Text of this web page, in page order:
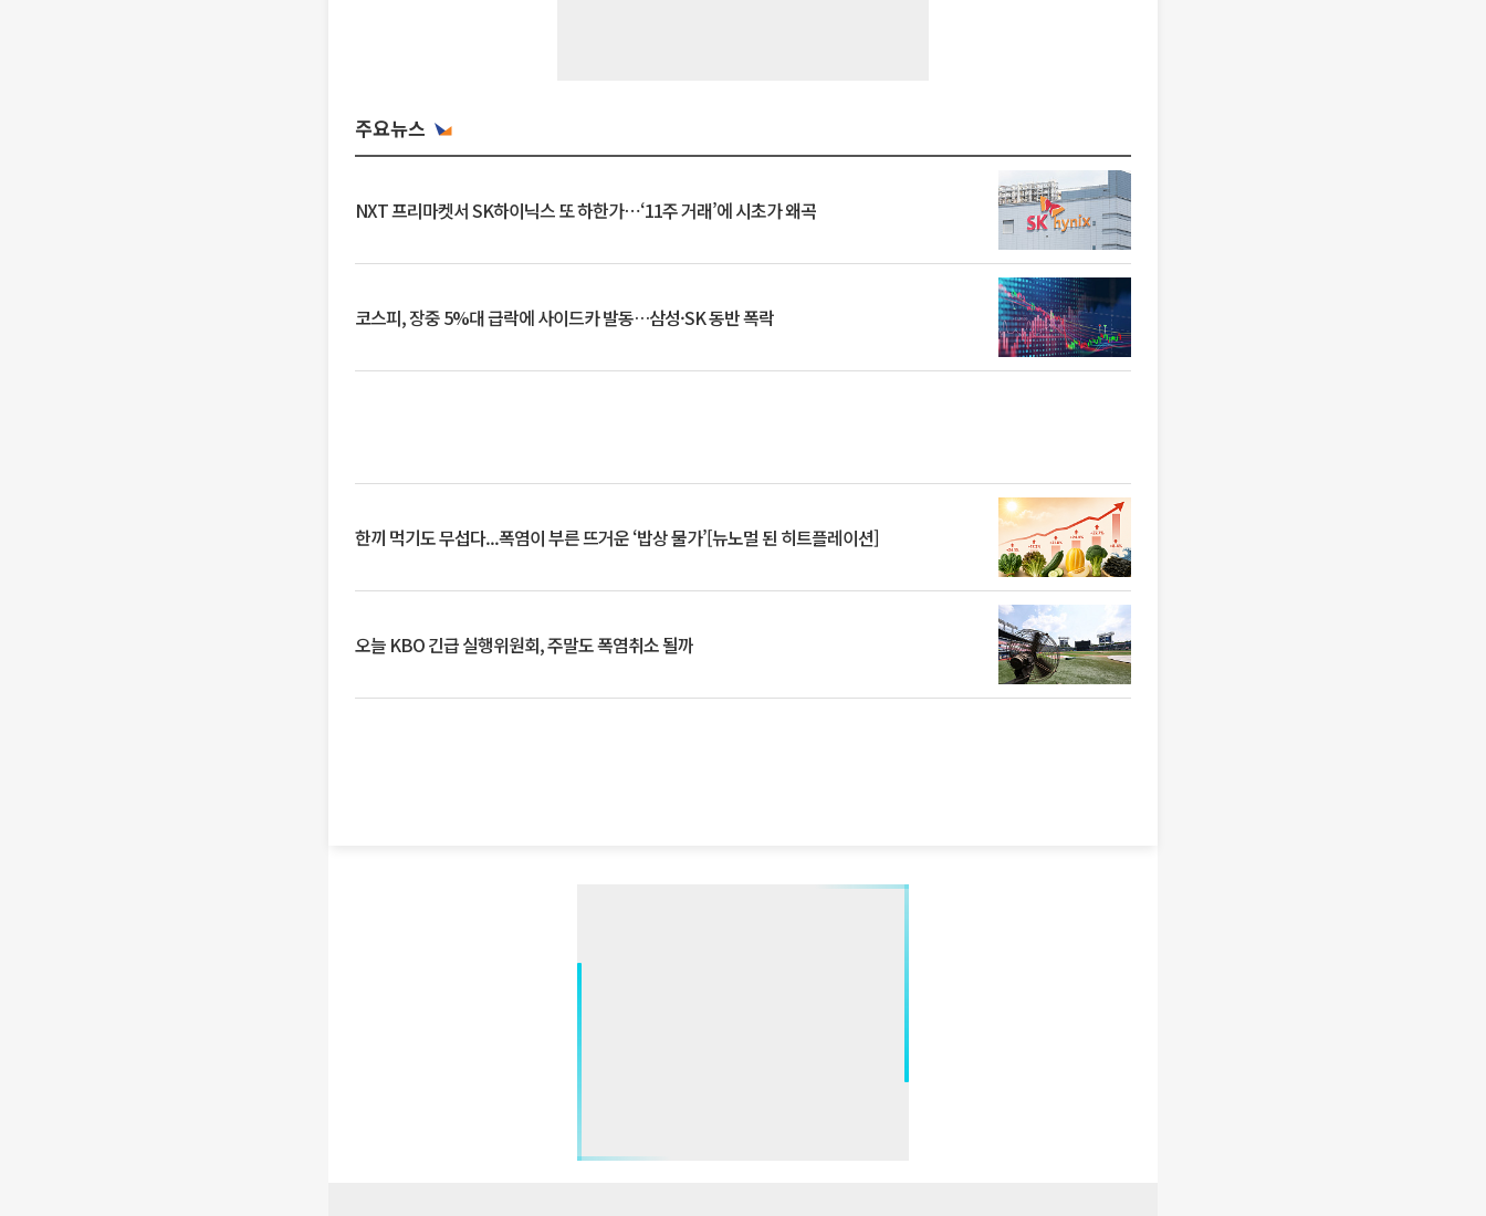
주요뉴스
NXT 프리마켓서 SK하이닉스 또 하한가⋯‘11주 거래’에 시초가 왜곡
코스피, 장중 5%대 급락에 사이드카 발동…삼성·SK 동반 폭락
한끼 먹기도 무섭다...폭염이 부른 뜨거운 ‘밥상 물가’[뉴노멀 된 히트플레이션]
오늘 KBO 긴급 실행위원회, 주말도 폭염취소 될까